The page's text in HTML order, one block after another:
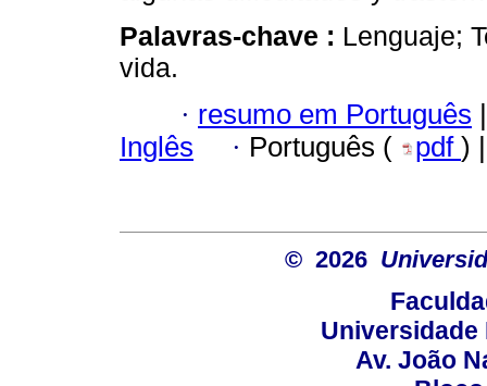
Palavras-chave : Lenguaje;
vida.
· resumo em Português |
Inglês
· Português ( pdf )
© 2026
Universidade
Av. João